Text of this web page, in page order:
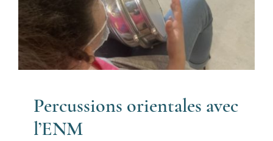
l’ENM
ateliers
Percussions orientales avec
l’ENM